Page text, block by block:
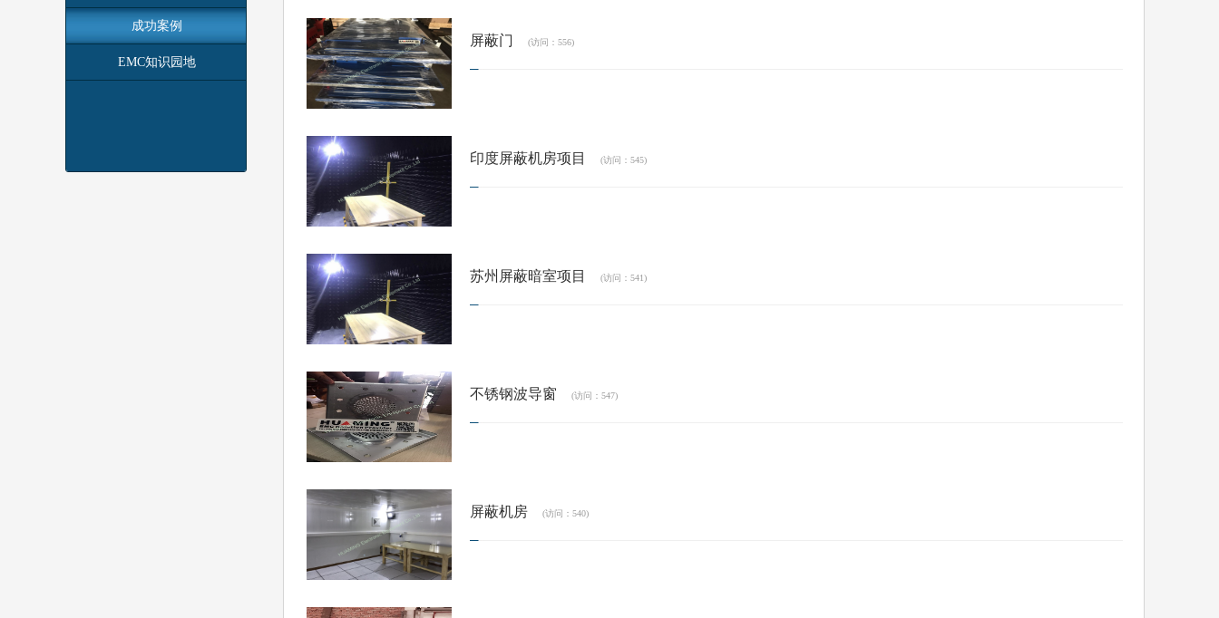
成功案例
EMC知识园地
屏蔽门 (访问：556)
印度屏蔽机房项目 (访问：545)
苏州屏蔽暗室项目 (访问：541)
不锈钢波导窗 (访问：547)
屏蔽机房 (访问：540)